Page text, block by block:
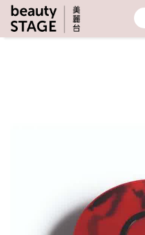
首頁/ 彩妝 /